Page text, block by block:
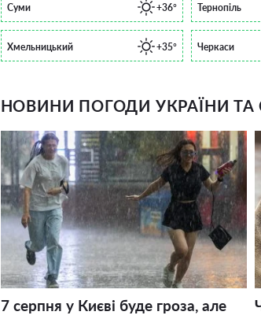
Суми +36° Тернопіль
Хмельницький +35° Черкаси
НОВИНИ ПОГОДИ УКРАЇНИ ТА
7 серпня у Києві буде гроза, але